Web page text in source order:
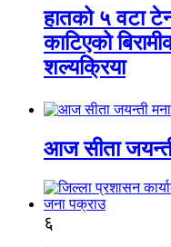
हातको ५ वटा
काटिएको
शल्यक्रिया
आज सीता
६